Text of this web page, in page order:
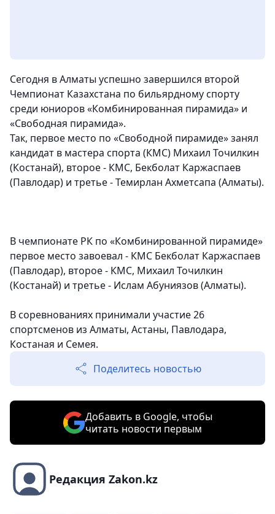
Сегодня в Алматы успешно завершился второй
Чемпионат Казахстана по бильярдному спорту
среди юниоров «Комбинированная пирамида» и
«Свободная пирамида».
Так, первое место по «Свободной пирамиде» занял
кандидат в мастера спорта (КМС) Михаил Точилкин
(Костанай), второе - КМС, Бекболат Каржаспаев
(Павлодар) и третье - Темирлан Ахметсапа (Алматы).
В чемпионате РК по «Комбинированной пирамиде»
первое место завоевал - КМС Бекболат Каржаспаев
(Павлодар), второе - КМС, Михаил Точилкин
(Костанай) и третье - Ислам Абуниязов (Алматы).
В соревнованиях принимали участие 26
спортсменов из Алматы, Астаны, Павлодара,
Костаная и Семея.
Поделитесь новостью
Добавить в Google, чтобы
читать новости первым
Редакция Zakon.kz